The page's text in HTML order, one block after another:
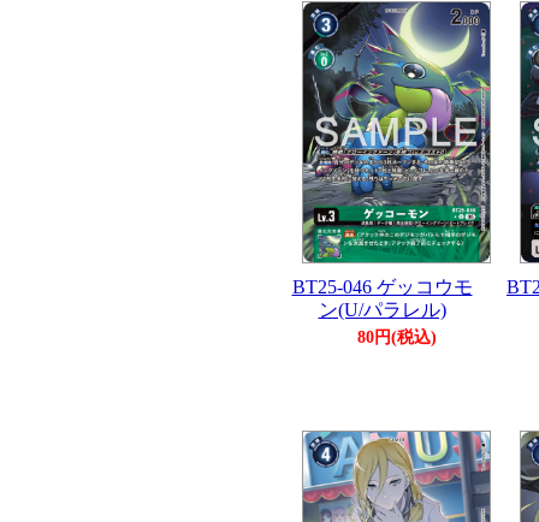
BT25-046 ゲッコウモ
ン(U/パラレル)
80円(税込)